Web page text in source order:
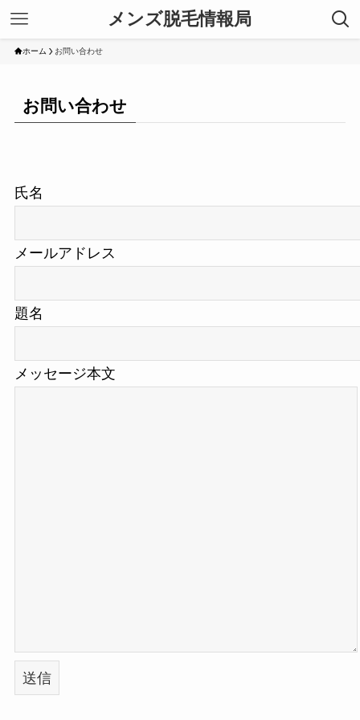
メンズ脱毛情報局
ホーム お問い合わせ
お問い合わせ
氏名
メールアドレス
題名
メッセージ本文